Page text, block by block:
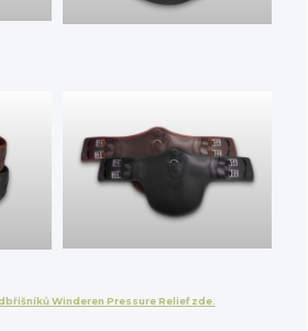
Winderen Pressure Relief zde.